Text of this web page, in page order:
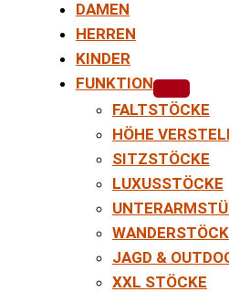
DAMEN
HERREN
KINDER
FUNKTION
FALTSTÖCKE
HÖHE
SITZSTÖCKE
LUXUSSTÖCKE
JAGD &
XXL STÖCKE